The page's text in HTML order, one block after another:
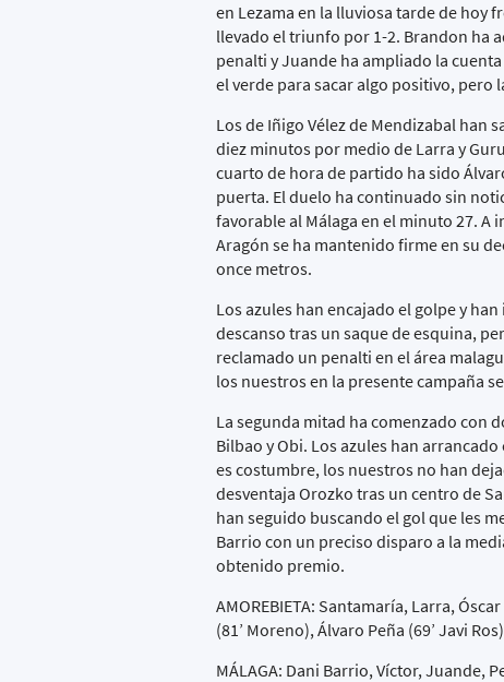
en Lezama en la lluviosa tarde de hoy
llevado el triunfo por 1-2. Brandon ha
penalti y Juande ha ampliado la
el verde para sacar algo positivo, pero
Los de Iñigo Vélez de Mendizabal han
diez minutos por medio de Larra y
cuarto de hora de partido ha sido
puerta. El duelo ha continuado sin
favorable al Málaga en el minuto 27. A
Aragón se ha mantenido firme en su
once metros.
Los azules han encajado el golpe y
descanso tras un saque de esquina,
reclamado un penalti en el área
los nuestros en la presente campaña
La segunda mitad ha comenzado con
Bilbao y Obi. Los azules han
es costumbre, los nuestros no han
desventaja Orozko tras un centro de
han seguido buscando el gol que les
Barrio con un preciso disparo a la
obtenido premio.
AMOREBIETA: Santamaría, Larra,
(81’ Moreno), Álvaro Peña (69’ Javi
MÁLAGA: Dani Barrio, Víctor, Juande,